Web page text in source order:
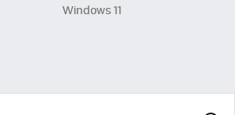
Windows 11